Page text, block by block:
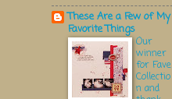
These Are a Few of My
Favorite Things
Our
winner
for Fave
Collectio
n and